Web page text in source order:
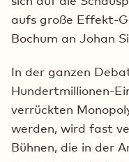
aufs große Effekt-
Bochum an Johan
In der ganzen
Hundertmillionen-
verrückten
werden, wird fast
Bühnen, die in der